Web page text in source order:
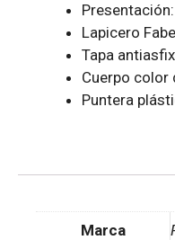
Lapicero
Tapa
Cuerpo color
Puntera
Marca